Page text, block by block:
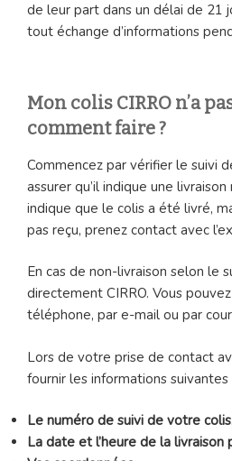
de leur part dans un délai de 21
tout échange d’informations
Mon colis CIRRO n’a
comment faire ?
Commencez par vérifier le suivi
assurer qu’il indique une livraison
indique que le colis a été livré,
pas reçu, prenez contact avec
En cas de non-livraison selon le
directement CIRRO. Vous
téléphone, par e-mail ou par
Lors de votre prise de contact
fournir les informations suivantes
Le numéro de suivi de votre colis
La date et l’heure de la livraison